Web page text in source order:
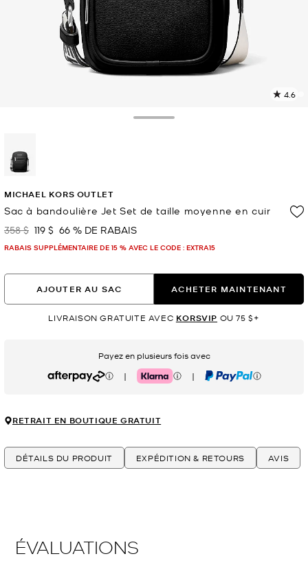
4.6
MICHAEL KORS OUTLET
Sac à bandoulière Jet Set de taille moyenne en cuir
était
358 $ maintenant
119 $ 66 % DE RABAIS
RABAIS SUPPLÉMENTAIRE DE 15 % AVEC LE CODE : EXTRA15
AJOUTER AU SAC ACHETER MAINTENANT
LIVRAISON GRATUITE AVEC KORSVIP OU 75 $+
Payez en plusieurs fois avec
Afterpay | Klarna | PayPal
RETRAIT EN BOUTIQUE GRATUIT
DÉTAILS DU PRODUIT EXPÉDITION & RETOURS AVIS